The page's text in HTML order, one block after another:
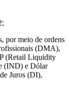
por meio de ordens
(DMA),
(Retail Liquidity
(IND) e Dólar
Juros (DI),